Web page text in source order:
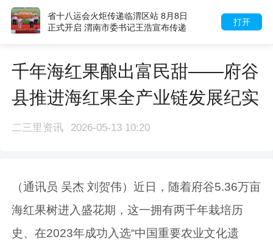
打开
省十八运会火炬传递临渭区站 8月8日
正式开启 渭南市委书记王浩宣布传递
千年海红果酿出富民甜——府谷
县推进海红果全产业链发展纪实
二三里资讯 2026-05-13 10:20
（通讯员 吴杰 刘贺伟）近日，随着府谷5.36万亩
海红果树进入盛花期，这一拥有两千年栽培历
史、在2023年成功入选“中国重要农业文化遗